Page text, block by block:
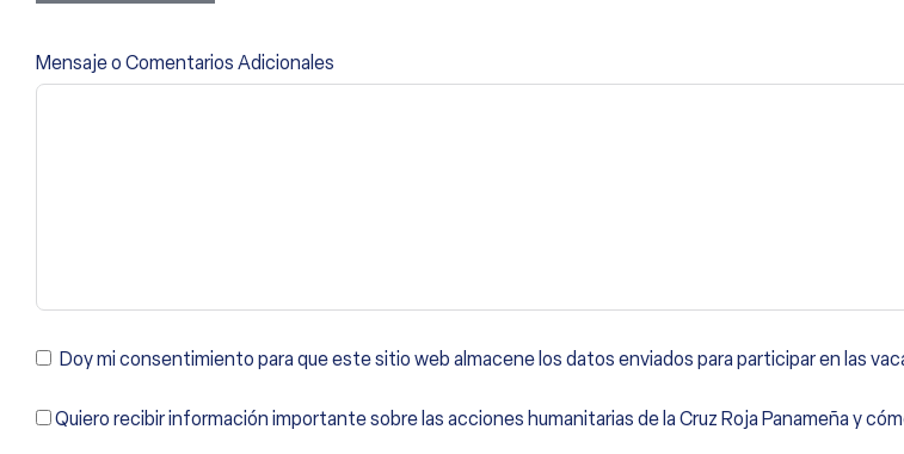
Mensaje o Comentarios Adicionales
Doy mi consentimiento para que este sitio web almacene los datos enviados para participar en las
Quiero recibir información importante sobre las acciones humanitarias de la Cruz Roja Panameña y